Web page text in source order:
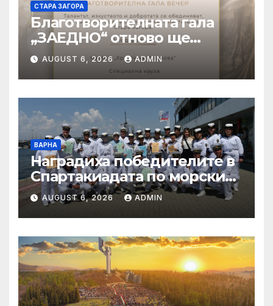
СТАРА ЗАГОРА
Благотворителната гала
„ЗАЕДНО“ отново ще
подкрепи талантливите
деца на Стара Загора
AUGUST 6, 2026 ADMIN
ВАРНА
Наградиха победителите в
Спартакиадата по морските
спортове на
Военноморските сили
AUGUST 6, 2026 ADMIN